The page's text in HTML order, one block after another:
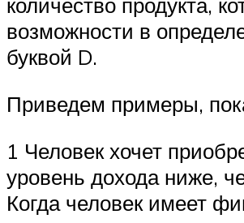
возможности в
буквой D.
Приведем примеры,
1 Человек хочет
уровень дохода ниже,
Когда человек имеет